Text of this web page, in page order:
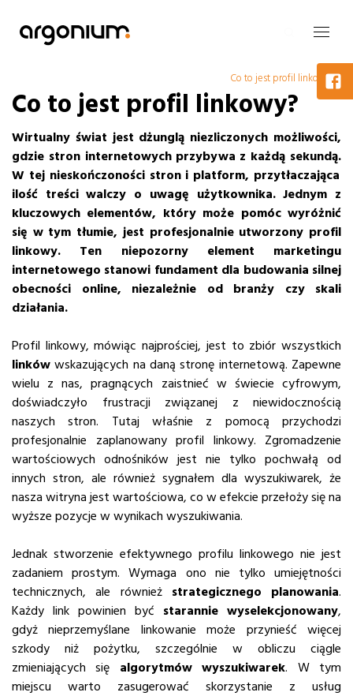
Co to jest profil linkowy?
Co to jest profil linkowy?
Wirtualny świat jest dżunglą niezliczonych możliwości,
gdzie stron internetowych przybywa z każdą sekundą.
W tej nieskończoności stron i platform, przytłaczająca
ilość treści walczy o uwagę użytkownika. Jednym z
kluczowych elementów, który może pomóc wyróżnić
się w tym tłumie, jest profesjonalnie utworzony profil
linkowy. Ten niepozorny element marketingu
internetowego stanowi fundament dla budowania silnej
obecności online, niezależnie od branży czy skali
działania.
Profil linkowy, mówiąc najprościej, jest to zbiór wszystkich
linków wskazujących na daną stronę internetową. Zapewne
wielu z nas, pragnących zaistnieć w świecie cyfrowym,
doświadczyło frustracji związanej z niewidocznością
naszych stron. Tutaj właśnie z pomocą przychodzi
profesjonalnie zaplanowany profil linkowy. Zgromadzenie
wartościowych odnośników jest nie tylko pochwałą od
innych stron, ale również sygnałem dla wyszukiwarek, że
nasza witryna jest wartościowa, co w efekcie przełoży się na
wyższe pozycje w wynikach wyszukiwania.
Jednak stworzenie efektywnego profilu linkowego nie jest
zadaniem prostym. Wymaga ono nie tylko umiejętności
technicznych, ale również strategicznego planowania.
Każdy link powinien być starannie wyselekcjonowany,
gdyż nieprzemyślane linkowanie może przynieść więcej
szkody niż pożytku, szczególnie w obliczu ciągle
zmieniających się algorytmów wyszukiwarek. W tym
miejscu warto zasugerować skorzystanie z usług